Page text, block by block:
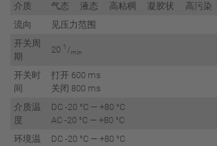
介质
气态 液态 高粘稠 凝胶状 高污染
流向
见压力范围
开关周
期
20 1 /min
开关时
间
打开 600 ms
关闭 800 ms
介质温
度
DC -20 °C — +80 °C
AC -20 °C — +80 °C
环境温
DC -20 °C — +80 °C